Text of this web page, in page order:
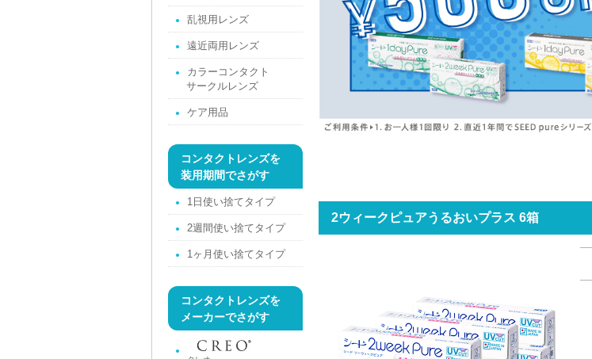
2ウィークピュアうるおいプラス 6箱
乱視用レンズ
遠近両用レンズ
カラーコンタクト
サークルレンズ
ケア用品
コンタクトレンズを
装用期間でさがす
1日使い捨てタイプ
2週間使い捨てタイプ
1ヶ月使い捨てタイプ
コンタクトレンズを
メーカーでさがす